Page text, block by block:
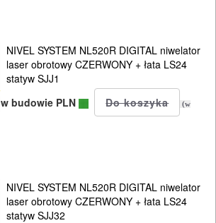
NIVEL SYSTEM NL520R DIGITAL niwelator
laser obrotowy CZERWONY + łata LS24
statyw SJJ1
w budowie PLN
(w
NIVEL SYSTEM NL520R DIGITAL niwelator
laser obrotowy CZERWONY + łata LS24
statyw SJJ32